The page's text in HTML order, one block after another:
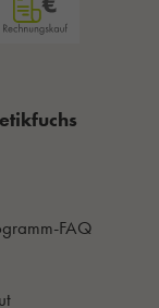
FAQ